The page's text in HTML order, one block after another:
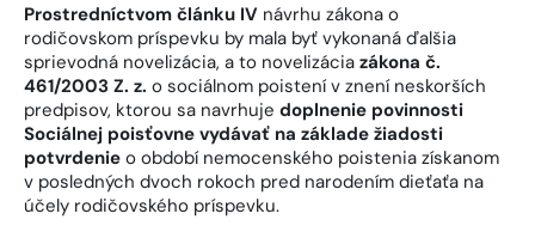
Prostredníctvom článku IV návrhu zákona o
rodičovskom príspevku by mala byť vykonaná ďalšia
sprievodná novelizácia, a to novelizácia zákona č.
461/2003 Z. z. o sociálnom poistení v znení neskorších
predpisov, ktorou sa navrhuje doplnenie povinnosti
Sociálnej poisťovne vydávať na základe žiadosti
potvrdenie o období nemocenského poistenia získanom
v posledných dvoch rokoch pred narodením dieťaťa na
účely rodičovského príspevku.